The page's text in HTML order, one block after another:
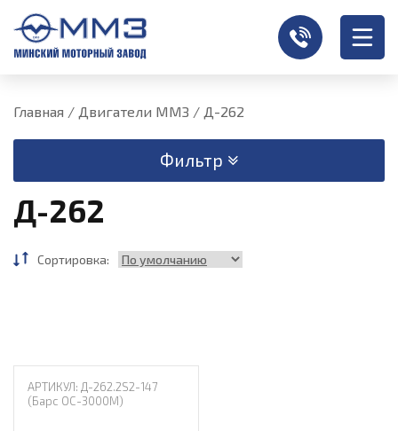
Главная / Двигатели ММЗ / Д-262
Фильтр
Д-262
Сортировка:
АРТИКУЛ: Д-262.2S2-147
(Барс ОС-3000М)